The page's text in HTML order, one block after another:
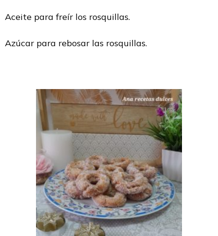
Aceite para freír los rosquillas.
Azúcar para rebosar las rosquillas.